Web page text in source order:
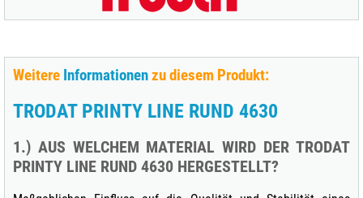
Weitere Informationenzu diesem Produkt:
TRODAT PRINTY LINE RUND 4630
1.) AUS WELCHEM MATERIAL WIRD DER TRODAT
PRINTY LINE RUND 4630 HERGESTELLT?